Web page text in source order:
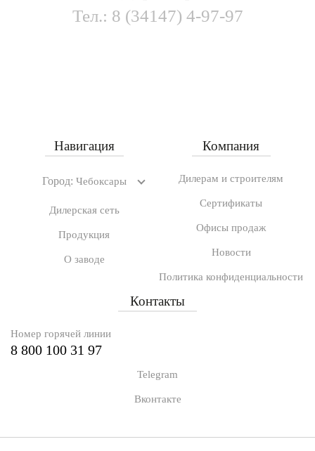
Тел.: 8 (34147) 4-97-97
Навигация
Город: Чебоксары
Дилерская сеть
Продукция
О заводе
Компания
Дилерам и строителям
Сертификаты
Офисы продаж
Новости
Политика конфиденциальности
Контакты
Номер горячей линии
8 800 100 31 97
Telegram
Вконтакте